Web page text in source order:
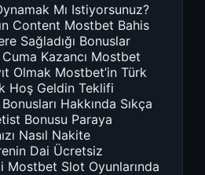
Mı Istiyorsunuz?
Content Mostbet Bahis
Sağladığı Bonuslar
Kazancı Mostbet
Olmak Mostbet’in Türk
Hoş Geldin Teklifi
Hakkında Sıkça
Bonusu Paraya
Nasıl Nakite
Dai Ücretsiz
Mostbet Slot Oyunlarında